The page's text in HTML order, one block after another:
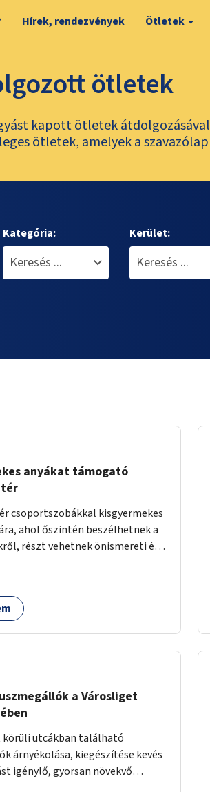
Hírek, rendezvények Ötletek
ötletek
kapott ötletek
ötletek, amelyek a
Kategória: Kerület:
anyákat támogató
tér
csoportszobákkal kisgyermekes
ahol őszintén beszélhetnek a
részt vehetnek önismereti és
játszhatnak.
a Városliget
körüli utcákban található
árnyékolása, kiegészítése kevés
igénylő, gyorsan növekvő